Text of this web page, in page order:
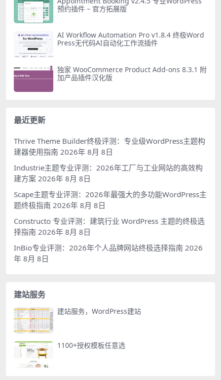
预约插件 – 官方拓展版
AI Workflow Automation Pro v1.8.4 终极Word
Press无代码AI自动化工作流插件
独家 WooCommerce Product Add-ons 8.3.1 附
加产品插件汉化版
最近更新
Thrive Theme Builder终极评测：专业级WordPress主题构
建器使用指南 2026年 8月 8日
Industrie主题专业评测：2026年工厂与工业网站的高效构
建方案 2026年 8月 8日
Scape主题专业评测：2026年最强大的多功能WordPress主
题终极指南 2026年 8月 8日
Constructo 专业评测：建筑行业 WordPress 主题的终极选
择指南 2026年 8月 8日
InBio专业评测：2026年个人品牌网站终极选择指南 2026
年 8月 8日
建站服务
建站服务，WordPress建站
1100+授权模板任意选